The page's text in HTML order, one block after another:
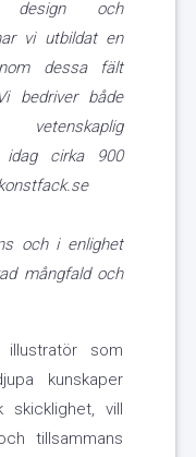
design och
vi utbildat en
dessa fält
bedriver både
idag cirka 900
och i enlighet
mångfald och
som
kunskaper
vill
tillsammans